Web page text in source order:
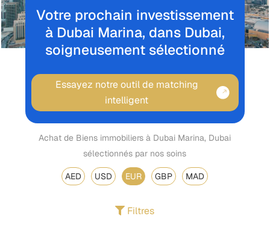
Votre prochain investissement
à Dubai Marina, dans Dubai,
soigneusement sélectionné
Essayez notre outil de matching
intelligent
Achat de Biens immobiliers à Dubai Marina, Dubai
sélectionnés par nos soins
AED USD EUR GBP MAD
Filtres